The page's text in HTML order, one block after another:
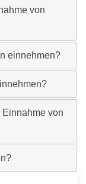
von
einnehmen?
von